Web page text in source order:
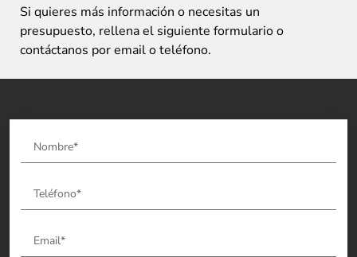
Si quieres más información o necesitas un
presupuesto, rellena el siguiente formulario o
contáctanos por email o teléfono.